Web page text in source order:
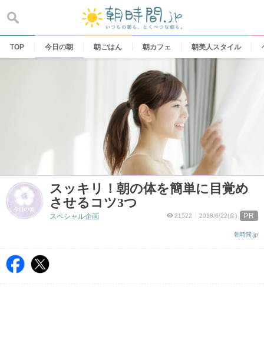
content
TOP 今日の朝 朝ごはん 朝カフェ 朝美人スタイル
スッキリ！朝の体を簡単に目覚め
させるコツ3つ
21522 2018/6/22(金) PR
朝時間.jp
スペシャル企画